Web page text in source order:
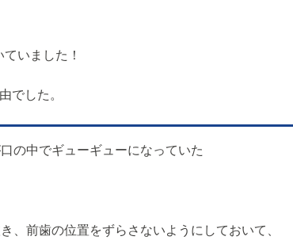
いました！
でした。
の中でギューギューになっていた
、前歯の位置をずらさないようにしておいて、